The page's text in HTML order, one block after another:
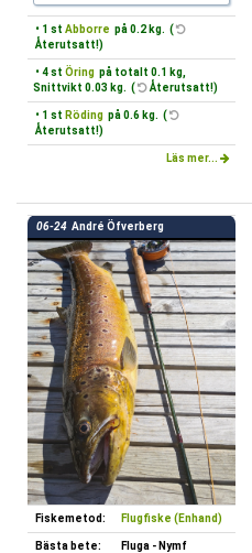
• 1 st Abborre på 0.2 kg. (
Återutsatt!)
• 4 st Öring på totalt 0.1 kg,
Snittvikt 0.03 kg. (
Återutsatt!)
• 1 st Röding på 0.6 kg. (
Återutsatt!)
Läs mer...
06-24 André Öfverberg
Fiskemetod: Flugfiske (Enhand)
Bästa bete: Fluga - Nymf